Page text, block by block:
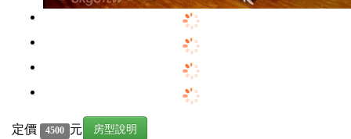
定價 4500 元 房型說明